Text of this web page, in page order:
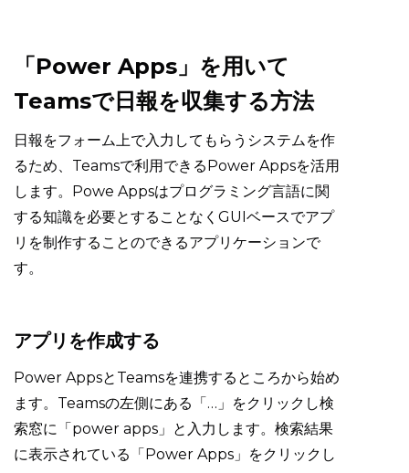
「Power Apps」を用いて
Teamsで日報を収集する方法
日報をフォーム上で入力してもらうシステムを作
るため、Teamsで利用できるPower Appsを活用
します。Powe Appsはプログラミング言語に関
する知識を必要とすることなくGUIベースでアプ
リを制作することのできるアプリケーションで
す。
アプリを作成する
Power AppsとTeamsを連携するところから始め
ます。Teamsの左側にある「…」をクリックし検
索窓に「power apps」と入力します。検索結果
に表示されている「Power Apps」をクリックし